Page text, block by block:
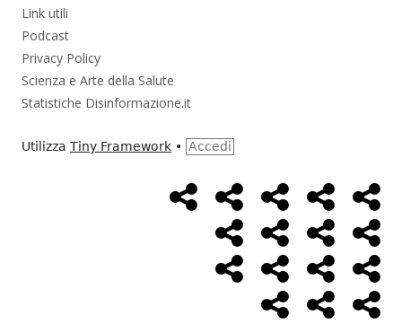
Link utili
Podcast
Privacy Policy
Scienza e Arte della Salute
Statistiche Disinformazione.it
Utilizza Tiny Framework • Accedi
MenùHome
Page
Alimentazione
AmbienteBambini
Cancro ControlloEconomia
FarmaciMassoneriaNWO
Salute Storia